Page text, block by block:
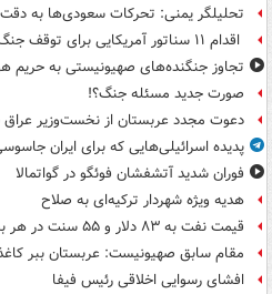
تحلیلگر یمنی: تحرکات سعودی‌ها به
اقدام ۱۱ سناتور آمریکایی برای توقف جنگ علیه ایران
تجاوز جنگنده‌های صهیونیستی به حریم
صورت جدید مسئله جنگ؟!
دعوت مجدد عربستان از نخست‌وزیر
پدیده اسرائیلی‌هایی که برای ایران
فوران شدید آتشفشان فوئگو در گواتمالا
هدیه ویژه شهردار ترکیه‌ای به صلاح
قیمت نفت به ۸۳ دلار و ۵۵ سنت در هر بشکه رسید
مقام سابق صهیونیست: عربستان ببر
افشای رسوایی اخلاقی رئیس فیفا